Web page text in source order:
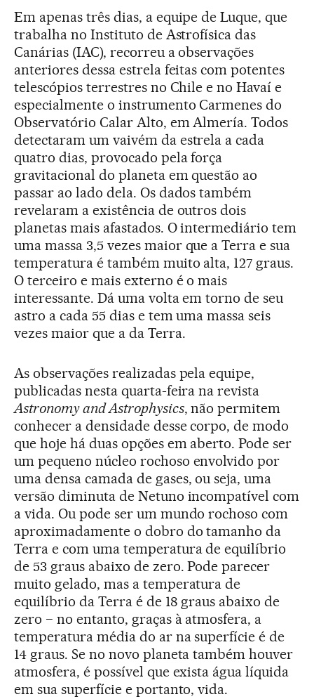
Em apenas três dias, a equipe de Luque, que
trabalha no Instituto de Astrofísica das
Canárias (IAC), recorreu a observações
anteriores dessa estrela feitas com potentes
telescópios terrestres no Chile e no Havaí e
especialmente o instrumento Carmenes do
Observatório Calar Alto, em Almería. Todos
detectaram um vaivém da estrela a cada
quatro dias, provocado pela força
gravitacional do planeta em questão ao
passar ao lado dela. Os dados também
revelaram a existência de outros dois
planetas mais afastados. O intermediário tem
uma massa 3,5 vezes maior que a Terra e sua
temperatura é também muito alta, 127 graus.
O terceiro e mais externo é o mais
interessante. Dá uma volta em torno de seu
astro a cada 55 dias e tem uma massa seis
vezes maior que a da Terra.
As observações realizadas pela equipe,
publicadas nesta quarta-feira na revista
Astronomy and Astrophysics, não permitem
conhecer a densidade desse corpo, de modo
que hoje há duas opções em aberto. Pode ser
um pequeno núcleo rochoso envolvido por
uma densa camada de gases, ou seja, uma
versão diminuta de Netuno incompatível com
a vida. Ou pode ser um mundo rochoso com
aproximadamente o dobro do tamanho da
Terra e com uma temperatura de equilíbrio
de 53 graus abaixo de zero. Pode parecer
muito gelado, mas a temperatura de
equilíbrio da Terra é de 18 graus abaixo de
zero − no entanto, graças à atmosfera, a
temperatura média do ar na superfície é de
14 graus. Se no novo planeta também houver
atmosfera, é possível que exista água líquida
em sua superfície e portanto, vida.